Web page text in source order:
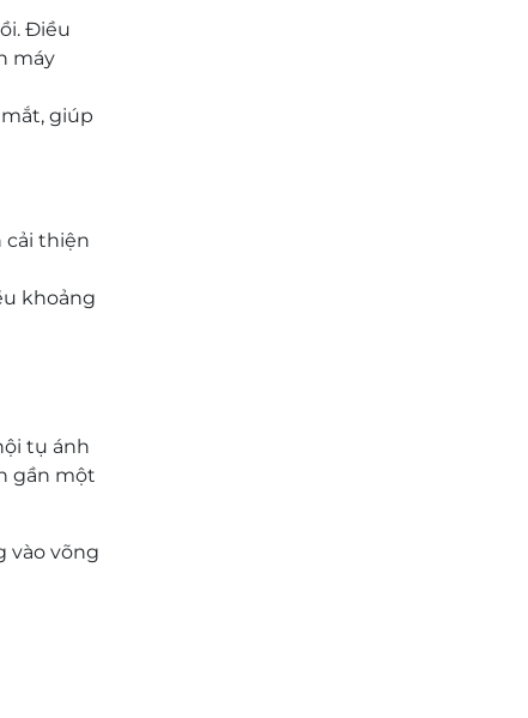
Điều
máy
giúp
cải thiện
khoảng
tụ ánh
gần một
vào võng